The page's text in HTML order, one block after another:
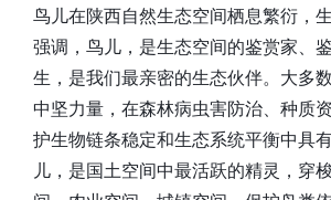
鸟儿在陕西自然生态空间栖息繁衍，
强调，鸟儿，是生态空间的鉴赏家、
生，是我们最亲密的生态伙伴。大多
中坚力量，在森林病虫害防治、种质
护生物链条稳定和生态系统平衡中具
儿，是国土空间中最活跃的精灵，穿